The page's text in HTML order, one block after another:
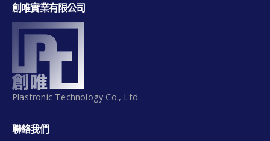
創唯實業有限公司
Plastronic Technology Co., Ltd.
聯絡我們